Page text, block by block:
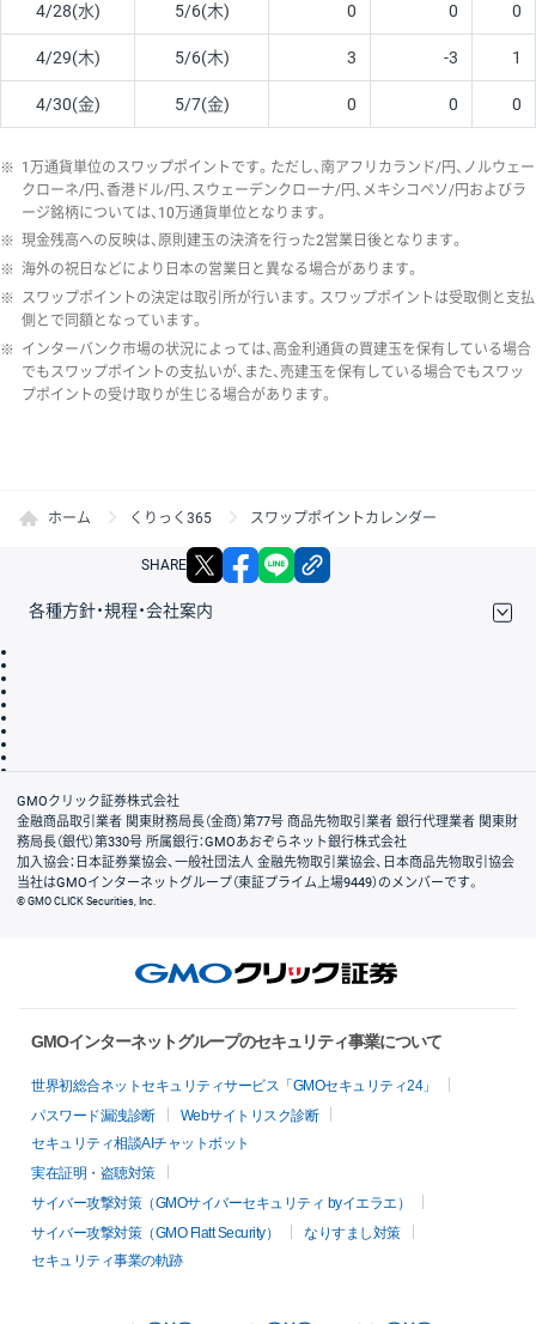
4/28(水) 5/6(木) 0 0 0
4/29(木) 5/6(木) 3 -3 1
4/30(金) 5/7(金) 0 0 0
※ 1万通貨単位のスワップポイントです。ただし、南アフリカランド/円、ノルウェー
クローネ/円、香港ドル/円、スウェーデンクローナ/円、メキシコペソ/円およびラ
ージ銘柄については、10万通貨単位となります。
※ 現金残高への反映は、原則建玉の決済を行った2営業日後となります。
※ 海外の祝日などにより日本の営業日と異なる場合があります。
※ スワップポイントの決定は取引所が行います。スワップポイントは受取側と支払
側とで同額となっています。
※ インターバンク市場の状況によっては、高金利通貨の買建玉を保有している場合
でもスワップポイントの支払いが、また、売建玉を保有している場合でもスワッ
プポイントの受け取りが生じる場合があります。
ホーム くりっく365 スワップポイントカレンダー
SHARE X facebook
各種方針・規程・会社案内
会社案内
GMOクリック証券株式会社
金融商品取引業者 関東財務局長（金商）第77号 商品先物取引業者 銀行代理業者 関東財
務局長（銀代）第330号 所属銀行：GMOあおぞらネット銀行株式会社
加入協会：日本証券業協会、一般社団法人 金融先物取引業協会、日本商品先物取引協会
当社はGMOインターネットグループ（東証プライム上場9449）のメンバーです。
© GMO CLICK Securities, Inc.
GMOインターネットグループのセキュリティ事業について
世界初総合ネットセキュリティサービス「GMOセキュリティ24」
パスワード漏洩診断
Webサイトリスク診断
セキュリティ相談AIチャットボット
実在証明・盗聴対策
サイバー攻撃対策（GMOサイバーセキュリティ byイエラエ）
サイバー攻撃対策（GMO Flatt Security）
なりすまし対策
セキュリティ事業の軌跡